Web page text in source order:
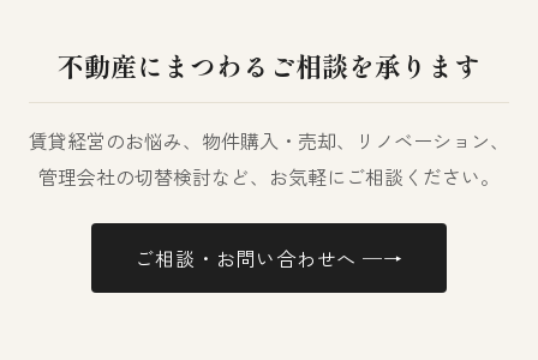
不動産にまつわるご相談を承ります
賃貸経営のお悩み、物件購入・売却、リノベーション、
管理会社の切替検討など、お気軽にご相談ください。
ご相談・お問い合わせへ ─→